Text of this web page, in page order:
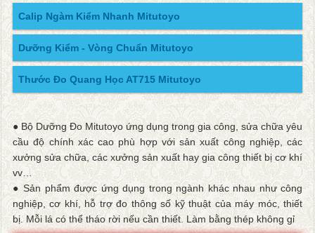
Calip Ngàm Kiểm Nhanh Mitutoyo
Dưỡng Kiểm - Vòng Chuẩn Mitutoyo
Thước Đo Quang Học AT715 Mitutoyo
● Bộ Dưỡng Đo Mitutoyo ứng dụng trong gia công, sửa chữa yêu
cầu độ chính xác cao phù hợp với sản xuất công nghiệp, các
xưởng sửa chữa, các xưởng sản xuất hay gia công thiết bị cơ khí
vv…
● Sản phẩm được ứng dụng trong ngành khác nhau như công
nghiệp, cơ khí, hỗ trợ đo thông số kỹ thuật của máy móc, thiết
bị. Mỗi lá có thể tháo rời nếu cần thiết. Làm bằng thép không gỉ